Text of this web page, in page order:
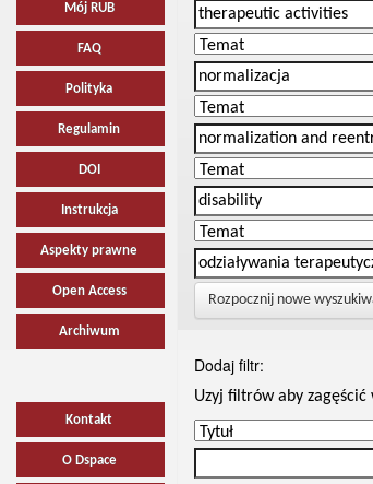
Mój RUB
FAQ
Polityka
Regulamin
DOI
Instrukcja
Aspekty prawne
Open Access
Archiwum
Kontakt
O Dspace
Rozpocznij nowe
Dodaj filtr:
Uzyj filtrów aby zagęścić